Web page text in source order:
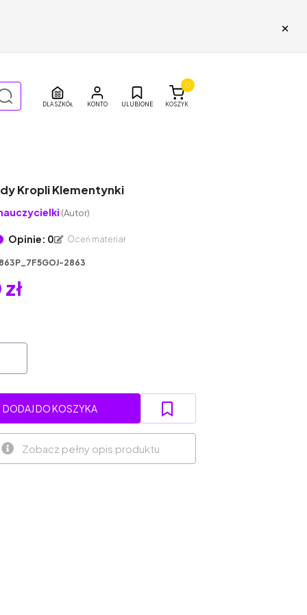
×
DLA SZKÓŁ ULUBIONE KOSZYK
0
Kropli Klementynki
(Autor)
Opinie: 0 Oceń materiał
2863
DODAJ DO KOSZYKA
Zobacz pełny opis produktu